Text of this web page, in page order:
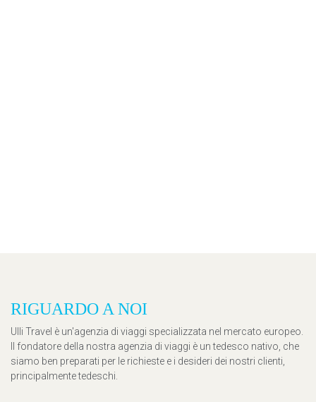
RIGUARDO A NOI
Ulli Travel è un'agenzia di viaggi specializzata nel mercato europeo.
Il fondatore della nostra agenzia di viaggi è un tedesco nativo, che
siamo ben preparati per le richieste e i desideri dei nostri clienti,
principalmente tedeschi.